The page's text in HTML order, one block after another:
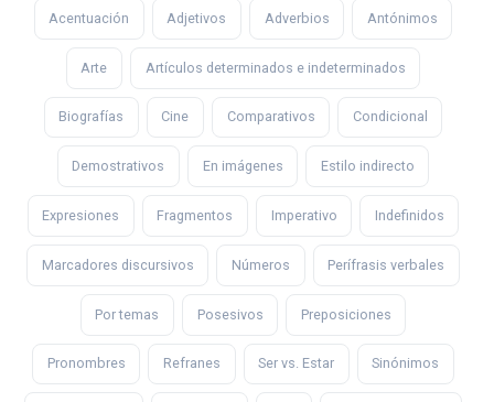
Acentuación Adjetivos Adverbios Antónimos
Arte Artículos determinados e indeterminados
Biografías Cine Comparativos Condicional
Demostrativos En imágenes Estilo indirecto
Expresiones Fragmentos Imperativo Indefinidos
Marcadores discursivos Números Perífrasis verbales
Por temas Posesivos Preposiciones
Pronombres Refranes Ser vs. Estar Sinónimos